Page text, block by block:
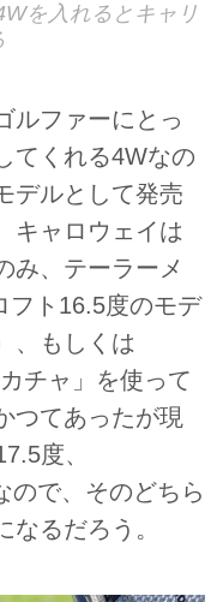
を入れるとキャリ
ルファーにとっ
てくれる4Wなの
デルとして発売
キャロウェイは
み、テーラーメ
フト16.5度のモデ
、もしくは
チャ」を使って
つてあったが現
度、
ので、そのどちら
るだろう。